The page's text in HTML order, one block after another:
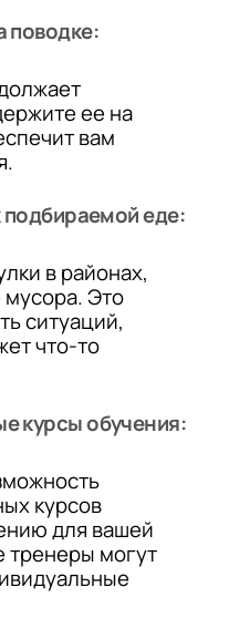
поводке:
ее на
вам
подбираемой еде:
в районах,
Это
ситуаций,
что-то
курсы обучения:
курсов
для вашей
тренеры могут